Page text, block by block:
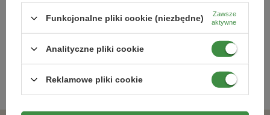
21,99 zł 27,49 zł
Kategorie powiązane
Funkcjonalne pliki cookie (niezbędne)
Zawsze
aktywne
Analityczne pliki cookie
Reklamowe pliki cookie